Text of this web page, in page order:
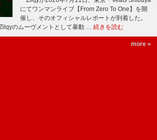
にてワンマンライブ【From Zero To One】を開
催し、そのオフィシャルレポートが到着した。
のムーヴメントとして暴動 … 続きを読む
more »